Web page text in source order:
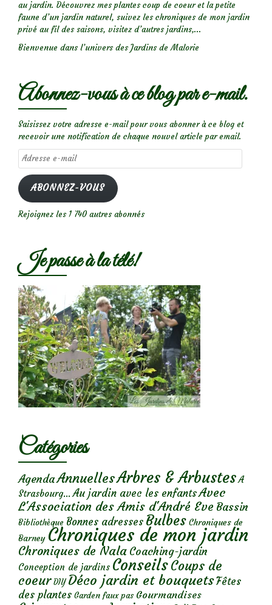
au jardin. Découvrez mes plantes coup de coeur et la petite
faune d’un jardin naturel, suivez les chroniques de mon jardin
privé au fil des saisons, visitez d’autres jardins,...
Bienvenue dans l’univers des Jardins de Malorie
Abonnez-vous à ce blog par e-mail.
Saisissez votre adresse e-mail pour vous abonner à ce blog et
recevoir une notification de chaque nouvel article par email.
Adresse
e-
mail
ABONNEZ-VOUS
Rejoignez les 1 740 autres abonnés
Je passe à la télé!
Catégories
AgendaAnnuellesArbres & Arbustes A
Strasbourg... Au jardin avec les enfantsAvec
L'Association des Amis d'André Eve Bassin
Bibliothèque Bonnes adresses Bulbes Chroniques de
Barney Chroniques de mon jardin
Chroniques de Nala Coaching-jardin
Conception de jardins ConseilsCoups de
coeur DIY Déco jardin et bouquetsFêtes
des plantes Garden faux pas Gourmandises